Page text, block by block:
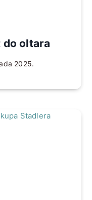
oltara
2025.